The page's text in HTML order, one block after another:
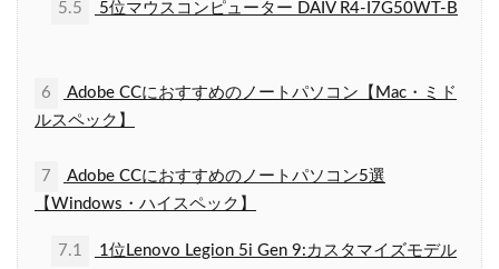
5.5 5位マウスコンピューター DAIV R4-I7G50WT-B
6
Adobe CCにおすすめのノートパソコン【Mac・ミド
ルスペック】
7
Adobe CCにおすすめのノートパソコン5選
【Windows・ハイスペック】
7.1 1位Lenovo Legion 5i Gen 9:カスタマイズモデル